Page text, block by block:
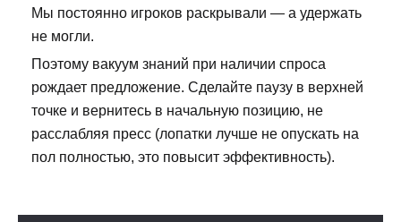
Мы постоянно игроков раскрывали — а удержать
не могли.
Поэтому вакуум знаний при наличии спроса
рождает предложение. Сделайте паузу в верхней
точке и вернитесь в начальную позицию, не
расслабляя пресс (лопатки лучше не опускать на
пол полностью, это повысит эффективность).